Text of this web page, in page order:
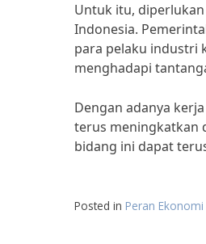
Untuk itu,
Indonesia.
para pelaku industri
menghadapi
Dengan adanya
terus meningkatkan
bidang ini dapat
Posted in Peran Ekonomi